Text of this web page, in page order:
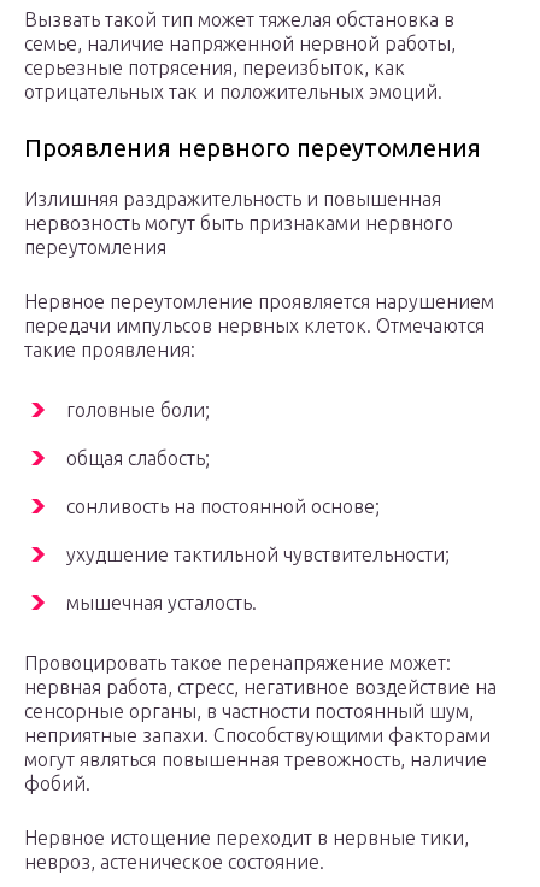
Вызвать такой тип может тяжелая обстановка в
семье, наличие напряженной нервной работы,
серьезные потрясения, переизбыток, как
отрицательных так и положительных эмоций.
Проявления нервного переутомления
Излишняя раздражительность и повышенная
нервозность могут быть признаками нервного
переутомления
Нервное переутомление проявляется нарушением
передачи импульсов нервных клеток. Отмечаются
такие проявления:
головные боли;
общая слабость;
сонливость на постоянной основе;
ухудшение тактильной чувствительности;
мышечная усталость.
Провоцировать такое перенапряжение может:
нервная работа, стресс, негативное воздействие на
сенсорные органы, в частности постоянный шум,
неприятные запахи. Способствующими факторами
могут являться повышенная тревожность, наличие
фобий.
Нервное истощение переходит в нервные тики,
невроз, астеническое состояние.